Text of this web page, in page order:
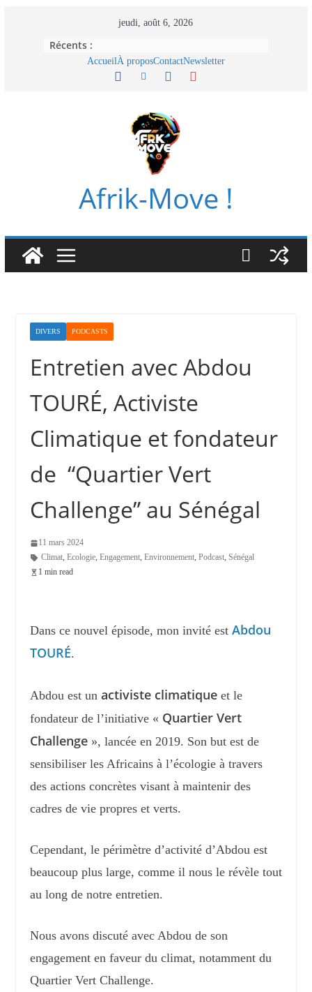
jeudi, août 6, 2026
Récents :
AccueilÀ proposContactNewsletter
Afrik-Move !
DIVERS PODCASTS
Entretien avec Abdou
TOURÉ, Activiste
Climatique et fondateur
de “Quartier Vert
Challenge” au Sénégal
11 mars 2024
Climat, Ecologie, Engagement, Environnement, Podcast, Sénégal
1 min read
Dans ce nouvel épisode, mon invité est Abdou
TOURÉ.
Abdou est un activiste climatiqueet le
fondateur de l’initiative « Quartier Vert
Challenge», lancée en 2019. Son but est de
sensibiliser les Africains à l’écologie à travers
des actions concrètes visant à maintenir des
cadres de vie propres et verts.
Cependant, le périmètre d’activité d’Abdou est
beaucoup plus large, comme il nous le révèle tout
au long de notre entretien.
Nous avons discuté avec Abdou de son
engagement en faveur du climat, notamment du
Quartier Vert Challenge.